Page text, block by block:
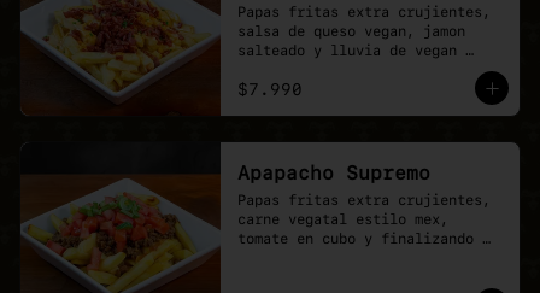
Papas fritas extra crujientes,
salsa de queso vegan, jamon
salteado y lluvia de vegan
$7.990
Apapacho Supremo
Papas fritas extra crujientes,
carne vegatal estilo mex,
tomate en cubo y finalizando